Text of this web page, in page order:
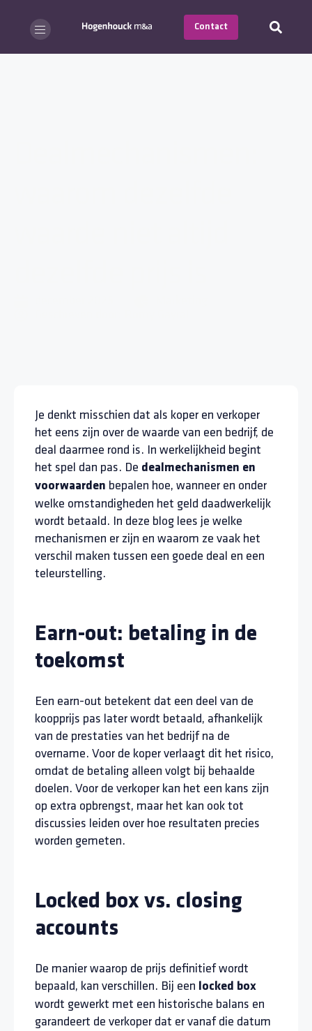
Contact
Je denkt misschien dat als koper en verkoper
het eens zijn over de waarde van een bedrijf, de
deal daarmee rond is. In werkelijkheid begint
het spel dan pas. De dealmechanismen en
voorwaarden bepalen hoe, wanneer en onder
welke omstandigheden het geld daadwerkelijk
wordt betaald. In deze blog lees je welke
mechanismen er zijn en waarom ze vaak het
verschil maken tussen een goede deal en een
teleurstelling.
Earn-out: betaling in de
toekomst
Een earn-out betekent dat een deel van de
koopprijs pas later wordt betaald, afhankelijk
van de prestaties van het bedrijf na de
overname. Voor de koper verlaagt dit het risico,
omdat de betaling alleen volgt bij behaalde
doelen. Voor de verkoper kan het een kans zijn
op extra opbrengst, maar het kan ook tot
discussies leiden over hoe resultaten precies
worden gemeten.
Locked box vs. closing
accounts
De manier waarop de prijs definitief wordt
bepaald, kan verschillen. Bij een locked box
wordt gewerkt met een historische balans en
garandeert de verkoper dat er vanaf die datum